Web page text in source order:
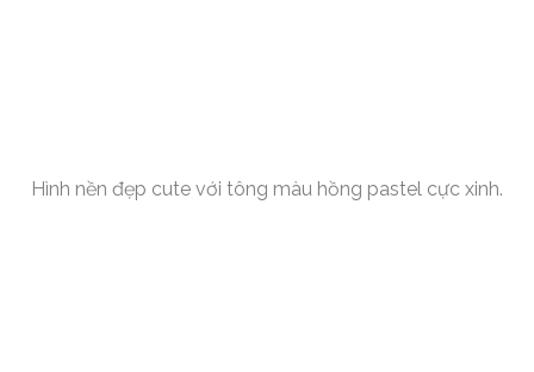
Hình nền đẹp cute với tông màu hồng pastel cực xinh.